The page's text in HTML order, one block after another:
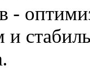
-
и